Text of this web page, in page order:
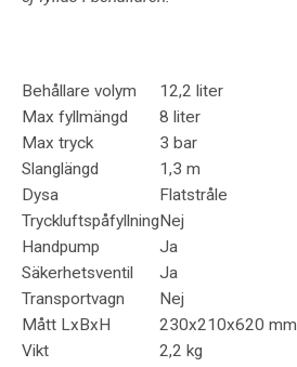
Behållare volym
12,2 liter
Max fyllmängd
8 liter
Max tryck
3 bar
Slanglängd
1,3 m
Dysa
Flatstråle
TryckluftspåfyllningNej
Handpump
Ja
Säkerhetsventil
Ja
Transportvagn
Nej
Mått LxBxH
230x210x620 mm
Vikt
2,2 kg